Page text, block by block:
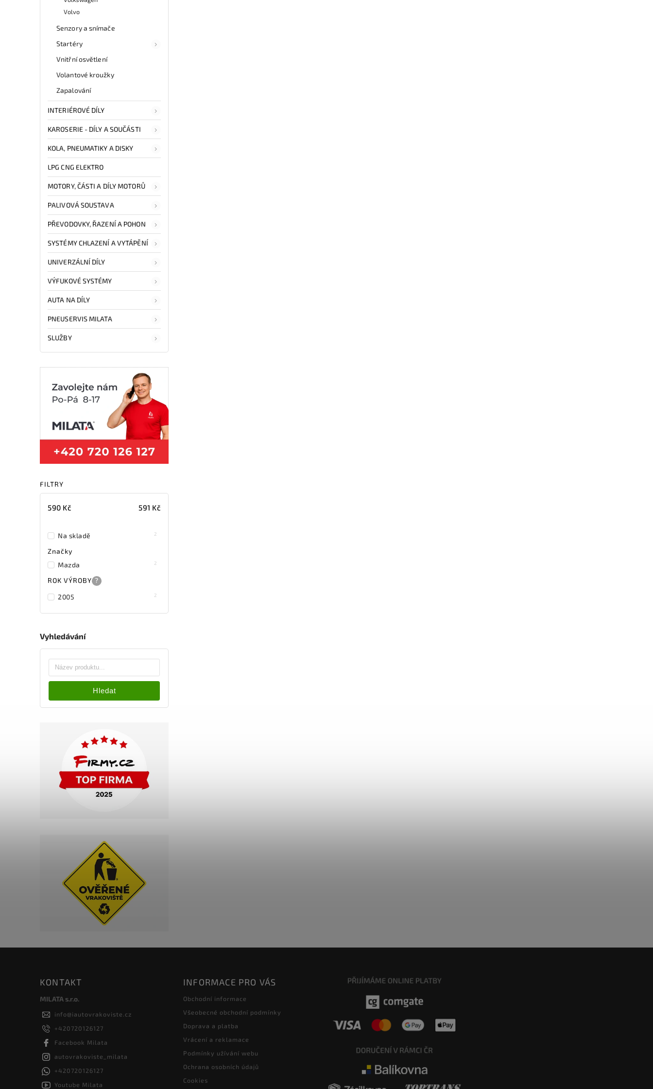
Volvo
Senzory a snímače
Startéry
Vnitřní osvětlení
Volantové kroužky
Zapalování
INTERIÉROVÉ DÍLY
KAROSERIE - DÍLY A SOUČÁSTI
KOLA, PNEUMATIKY A DISKY
LPG CNG ELEKTRO
MOTORY, ČÁSTI A DÍLY MOTORŮ
PALIVOVÁ SOUSTAVA
PŘEVODOVKY, ŘAZENÍ A POHON
SYSTÉMY CHLAZENÍ A VYTÁPĚNÍ
UNIVERZÁLNÍ DÍLY
VÝFUKOVÉ SYSTÉMY
AUTA NA DÍLY
PNEUSERVIS MILATA
SLUŽBY
FILTRY
590 Kč 591 Kč
Na skladě 2
Značky
Mazda
2
ROK VÝROBY ?
2005
2
Vyhledávání
Hledat
KONTAKT
MILATA s.r.o.
info@iautovrakoviste.cz
+420720126127
Facebook Milata
autovrakoviste_milata
+420720126127
Youtube Milata
INFORMACE PRO VÁS
Obchodní informace
Všeobecné obchodní podmínky
Doprava a platba
Vrácení a reklamace
Podmínky užívání webu
Ochrana osobních údajů
Cookies